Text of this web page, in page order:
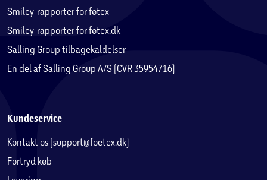
Smiley-rapporter for føtex
Smiley-rapporter for føtex.dk
Salling Group tilbagekaldelser
En del af Salling Group A/S (CVR 35954716)
Kundeservice
Kontakt os (support@foetex.dk)
Fortryd køb